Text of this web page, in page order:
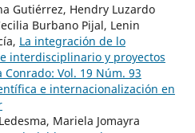
Gutiérrez, Hendry Luzardo
Burbano Pijal, Lenin
La integración de lo
interdisciplinario y proyectos
Conrado: Vol. 19 Núm. 93
e internacionalización en
Mariela Jomayra